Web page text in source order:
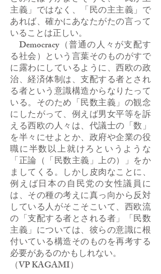
主義」ではなく、「民の主主義」で
あれば、確かにあなたがたの言って
いることは正しい。
Democracy（普通の人々が支配す
る社会）という言葉そのものがすで
に露わにしているように、西欧の政
治、経済体制は、支配する者とされ
る者という意識構造からなりたって
いる。そのため「民数主義」の観念
にしたがって、例えば男女平等を訴
える西欧の人々は、代議士の「数」
を半々にせよとか、政府や企業の役
職に半数以上就けろというような
「正論（「民数主義」上の）」をか
ましてくる。しかし皮肉なことに、
例えば日本の自民党の女性議員に
は、その種の考えに真っ向から反対
している人がそこそこいて、西欧流
の「支配する者とされる者」「民数
主義」については、彼らの意識に根
付いている構造そのものを再考する
必要があるのかもしれない。
（VP KAGAMI）